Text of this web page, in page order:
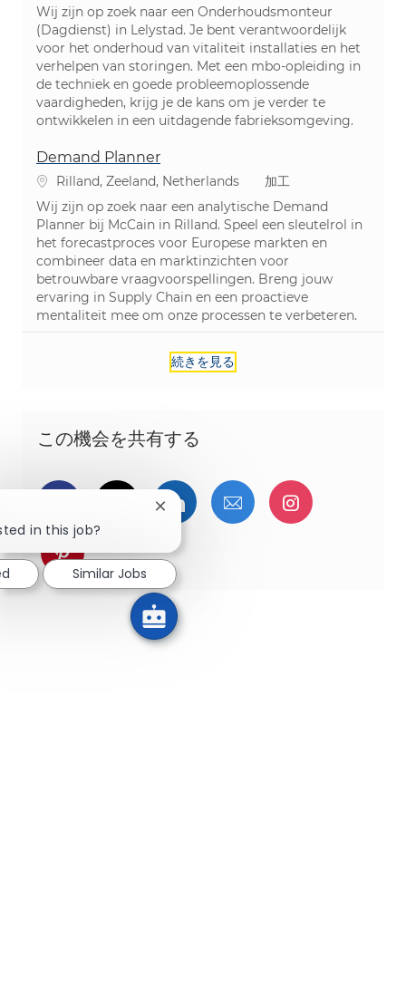
Wij zijn op zoek naar een Onderhoudsmonteur
(Dagdienst) in Lelystad. Je bent verantwoordelijk
voor het onderhoud van vitaliteit installaties en het
verhelpen van storingen. Met een mbo-opleiding in
de techniek en goede probleemoplossende
vaardigheden, krijg je de kans om je verder te
ontwikkelen in een uitdagende fabrieksomgeving.
Demand Planner
場所Rilland, Zeeland, Netherlands カテゴリ
加工
Wij zijn op zoek naar een analytische Demand
Planner bij McCain in Rilland. Speel een sleutelrol in
het forecastproces voor Europese markten en
combineer data en marktinzichten voor
betrouwbare vraagvoorspellingen. Breng jouw
ervaring in Supply Chain en een proactieve
mentaliteit mee om onze processen te verbeteren.
続きを見る
この機会を共有する
Facebookでシェア
ツイッターで共有
LinkedInで共有
メールで共有Instagram
pinterestでシェア
in this job?
Close chatbot notification
Similar Jobs